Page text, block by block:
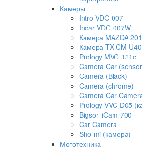
Камеры
Intro VDC-007
Incar VDC-007W
Камера MAZDA
Камера TX-CM-U40
Prology MVC-131c
Camera Car
Camera (Black)
Camera (chrome)
Camera Car
Prology VVC-D05
Bigson iCam-700
Car Camera
Sho-mi (камера)
Мототехника